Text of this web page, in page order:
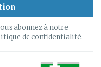
abonnez à notre
de confidentialité.